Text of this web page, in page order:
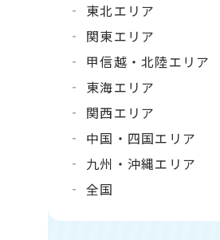
東北エリア
関東エリア
甲信越・北陸エリア
東海エリア
関西エリア
中国・四国エリア
九州・沖縄エリア
全国